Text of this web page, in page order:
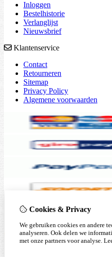
Inloggen
Bestelhistorie
Verlanglijst
Nieuwsbrief
Klantenservice
Contact
Retourneren
Sitemap
Privacy Policy
Algemene voorwaarden
Cookies & Privacy
We gebruiken cookies en andere
analyseren. Ook delen we
met onze partners voor analyse.